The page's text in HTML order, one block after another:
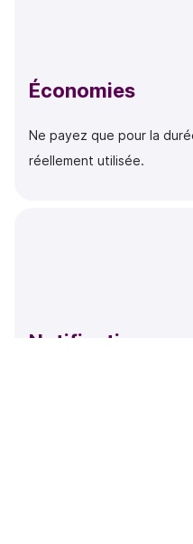
Économies
Ne payez que pour la
réellement utilisée.
Notifications